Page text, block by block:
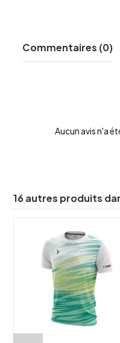
Commentaires (0)
Aucun avis n'a
16 autres produits